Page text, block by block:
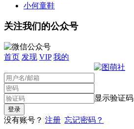
小何童鞋
关注我们的公众号
首页 发现 VIP 我的
显示验证码
没有账号？ 注册 忘记密码？